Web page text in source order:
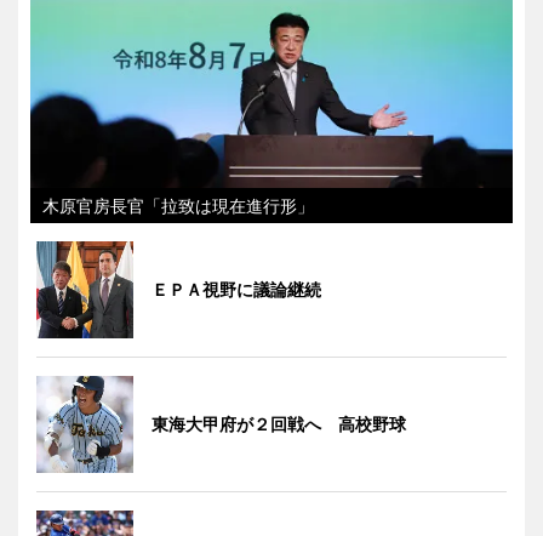
木原官房長官「拉致は現在進行形」
ＥＰＡ視野に議論継続
東海大甲府が２回戦へ 高校野球